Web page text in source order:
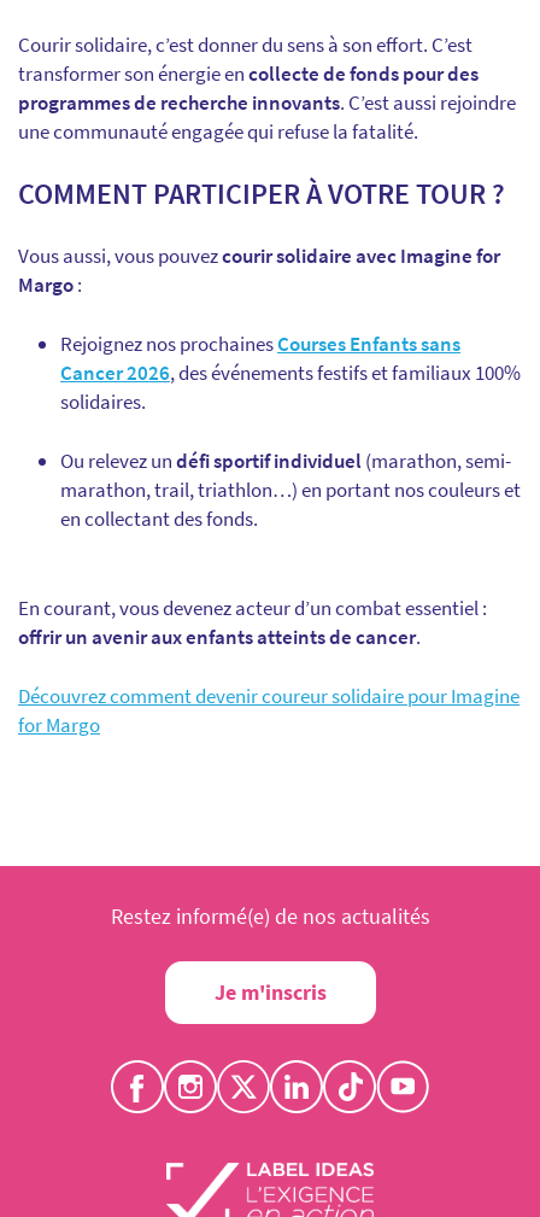
Courir solidaire, c’est donner du sens à son effort. C’est
transformer son énergie encollecte de fonds pour des
programmes de recherche innovants. C’est aussi rejoindre
une communauté engagée qui refuse la fatalité.
COMMENT PARTICIPER À VOTRE TOUR ?
Vous aussi, vous pouvezcourir solidaire avec Imagine for
Margo:
Rejoignez nos prochainesCourses Enfants sans
Cancer 2026, des événements festifs et familiaux 100%
solidaires.
Ou relevez undéfi sportif individuel (marathon, semi-
marathon, trail, triathlon…) en portant nos couleurs et
en collectant des fonds.
En courant, vous devenez acteur d’un combat essentiel :
offrir un avenir aux enfants atteints de cancer.
Découvrez comment devenir coureur solidaire pour Imagine
for Margo
Restez informé(e) de nos actualités
Je m'inscris